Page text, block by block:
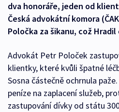
dva honoráře, jeden od
Česká advokátní komora
Poločka za šikanu, což
Advokát Petr Poloček
klientky, které kvůli špatné
Sosna částečně ochrnula
peníze na zaplacení služeb,
zastupování dívky od státu